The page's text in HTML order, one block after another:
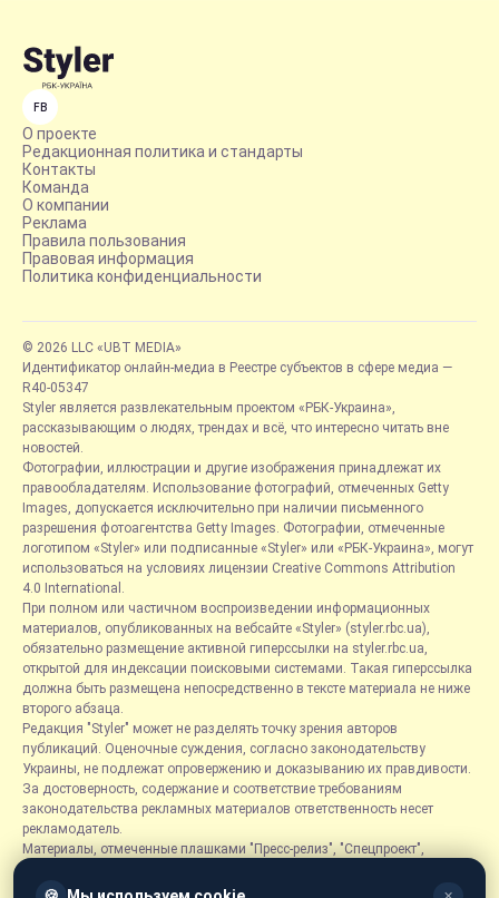
FB
О проекте
Редакционная политика и стандарты
Контакты
Команда
О компании
Реклама
Правила пользования
Правовая информация
Политика конфиденциальности
© 2026 LLC «UBT MEDIA»
Идентификатор онлайн-медиа в Реестре субъектов в сфере медиа —
R40-05347
Styler является развлекательным проектом «РБК-Украина»,
рассказывающим о людях, трендах и всё, что интересно читать вне
новостей.
Фотографии, иллюстрации и другие изображения принадлежат их
правообладателям. Использование фотографий, отмеченных Getty
Images, допускается исключительно при наличии письменного
разрешения фотоагентства Getty Images. Фотографии, отмеченные
логотипом «Styler» или подписанные «Styler» или «РБК-Украина», могут
использоваться на условиях лицензии Creative Commons Attribution
4.0 International.
При полном или частичном воспроизведении информационных
материалов, опубликованных на вебсайте «Styler» (styler.rbc.ua),
обязательно размещение активной гиперссылки на styler.rbc.ua,
открытой для индексации поисковыми системами. Такая гиперссылка
должна быть размещена непосредственно в тексте материала не ниже
второго абзаца.
Редакция "Styler" может не разделять точку зрения авторов
публикаций. Оценочные суждения, согласно законодательству
Украины, не подлежат опровержению и доказыванию их правдивости.
За достоверность, содержание и соответствие требованиям
законодательства рекламных материалов ответственность несет
рекламодатель.
Материалы, отмеченные плашками "Пресс-релиз", "Спецпроект",
размещаются на правах рекламы.